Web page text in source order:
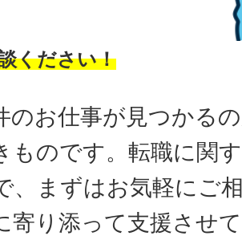
ください！
のお仕事が見つかる
ものです。転職に関
、まずはお気軽にご
寄り添って支援させ